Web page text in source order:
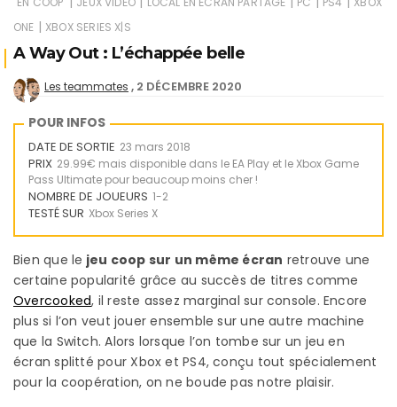
ONE | XBOX SERIES X|S
A Way Out : L’échappée belle
Les teammates 2 DÉCEMBRE 2020
POUR INFOS
DATE DE SORTIE 23 mars 2018
PRIX 29.99€ mais disponible dans le EA Play et le Xbox Game
Pass Ultimate pour beaucoup moins cher !
NOMBRE DE JOUEURS 1-2
TESTÉ SUR Xbox Series X
Bien que le jeu coop sur un même écran retrouve une
certaine popularité grâce au succès de titres comme
Overcooked, il reste assez marginal sur console. Encore
plus si l’on veut jouer ensemble sur une autre machine
que la Switch. Alors lorsque l’on tombe sur un jeu en
écran splitté pour Xbox et PS4, conçu tout spécialement
pour la coopération, on ne boude pas notre plaisir.